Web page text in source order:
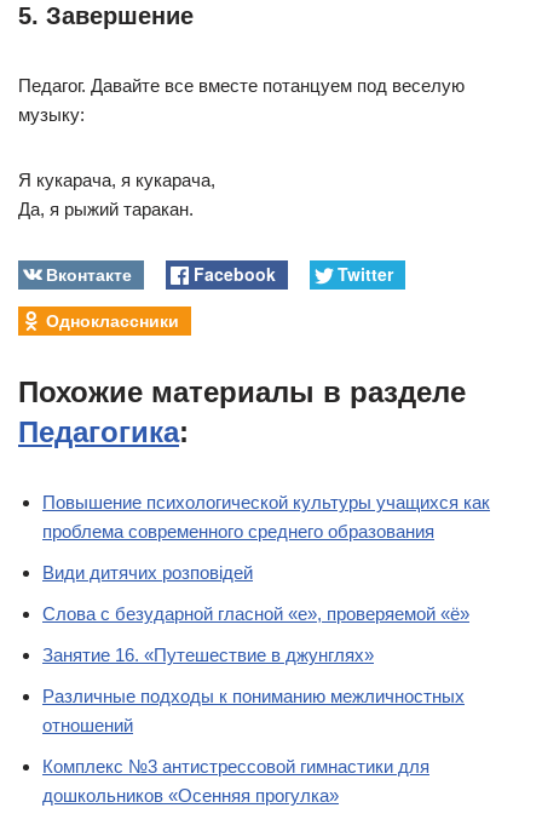
5. Завершение
Педагог. Давайте все вместе потанцуем под веселую
музыку:
Я кукарача, я кукарача,
Да, я рыжий таракан.
Вконтакте Facebook
Twitter
Одноклассники
Похожие материалы в разделе
Педагогика:
Повышение психологической культуры учащихся как
проблема современного среднего образования
Види дитячих розповідей
Слова с безударной гласной «е», проверяемой «ё»
Занятие 16. «Путешествие в джунглях»
Различные подходы к пониманию межличностных
отношений
Комплекс №3 антистрессовой гимнастики для
дошкольников «Осенняя прогулка»